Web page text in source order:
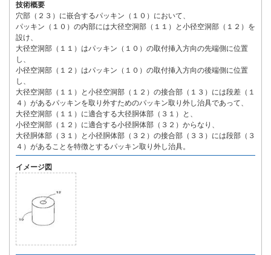
技術概要
穴部（２３）に嵌合するパッキン（１０）において、
パッキン（１０）の内部には大径空洞部（１１）と小径空洞部（１２）を
設け、
大径空洞部（１１）はパッキン（１０）の取付挿入方向の先端側に位置
し、
小径空洞部（１２）はパッキン（１０）の取付挿入方向の後端側に位置
し、
大径空洞部（１１）と小径空洞部（１２）の接合部（１３）には段差（１
４）があるパッキンを取り外すためのパッキン取り外し治具であって、
大径空洞部（１１）に適合する大径胴体部（３１）と、
小径空洞部（１２）に適合する小径胴体部（３２）からなり、
大径胴体部（３１）と小径胴体部（３２）の接合部（３３）には段部（３
４）があることを特徴とするパッキン取り外し治具。
イメージ図